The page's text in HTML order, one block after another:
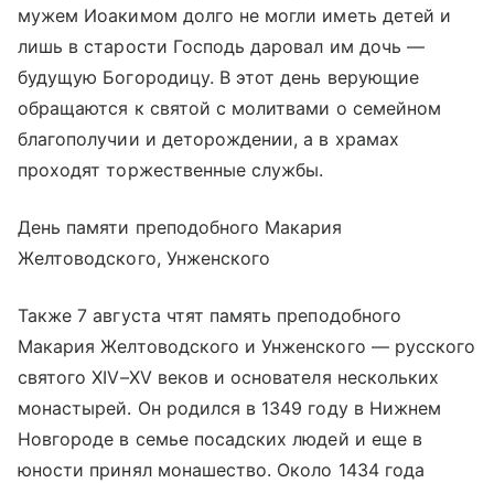
мужем Иоакимом долго не могли иметь детей и
лишь в старости Господь даровал им дочь —
будущую Богородицу. В этот день верующие
обращаются к святой с молитвами о семейном
благополучии и деторождении, а в храмах
проходят торжественные службы.
День памяти преподобного Макария
Желтоводского, Унженского
Также 7 августа чтят память преподобного
Макария Желтоводского и Унженского — русского
святого XIV–XV веков и основателя нескольких
монастырей. Он родился в 1349 году в Нижнем
Новгороде в семье посадских людей и еще в
юности принял монашество. Около 1434 года